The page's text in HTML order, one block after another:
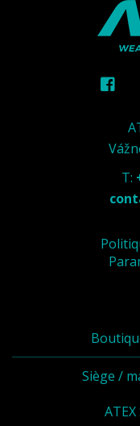
T:
Siège /